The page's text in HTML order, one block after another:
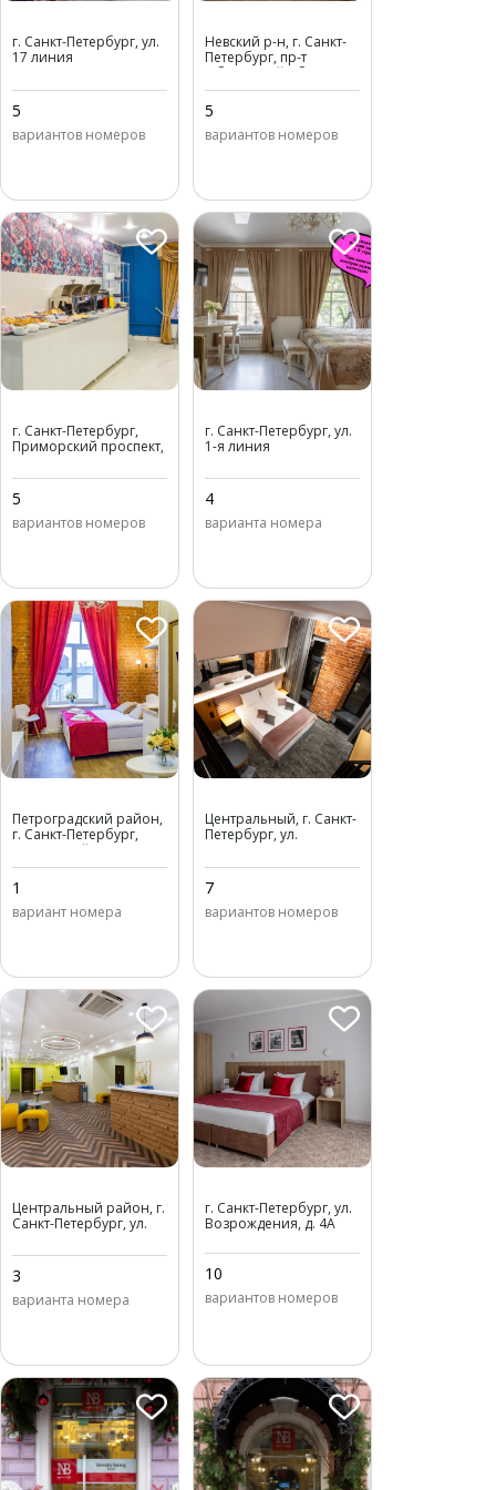
г. Санкт-Петербург, ул.
17 линия
острова, д. 64
5
вариантов номеров
Невский р-н, г. Санкт-
Петербург, пр-т
Обуховской обороны,
д. 11
5
вариантов номеров
г. Санкт-Петербург,
Приморский проспект,
5
вариантов номеров
г. Санкт-Петербург, ул.
1-я линия
острова, д. 34
4
варианта номера
Петроградский район,
г. Санкт-Петербург,
Петровский переулок,
д. 4А
1
вариант номера
Центральный, г. Санкт-
Петербург, ул.
7
вариантов номеров
Центральный район, г.
Санкт-Петербург, ул.
3
варианта номера
г. Санкт-Петербург, ул.
Возрождения, д. 4A
10
вариантов номеров